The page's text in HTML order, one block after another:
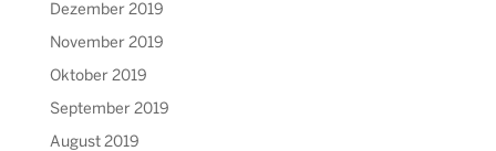
Dezember 2019
November 2019
Oktober 2019
September 2019
August 2019